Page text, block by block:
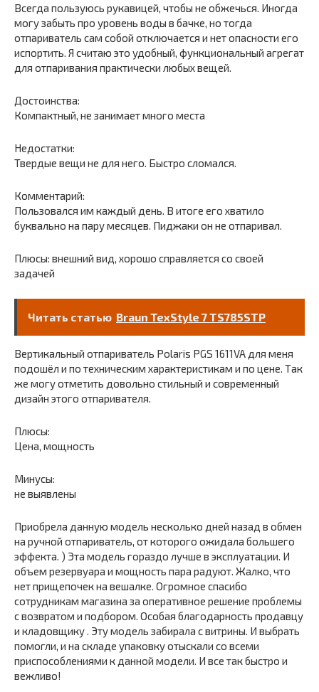
Всегда пользуюсь рукавицей, чтобы не обжечься. Иногда
могу забыть про уровень воды в бачке, но тогда
отпариватель сам собой отключается и нет опасности его
испортить. Я считаю это удобный, функциональный агрегат
для отпаривания практически любых вещей.
Достоинства:
Компактный, не занимает много места
Недостатки:
Твердые вещи не для него. Быстро сломался.
Комментарий:
Пользовался им каждый день. В итоге его хватило
буквально на пару месяцев. Пиджаки он не отпаривал.
Плюсы: внешний вид, хорошо справляется со своей
задачей
Читать статью Braun TexStyle 7 TS785STP
Вертикальный отпариватель Polaris PGS 1611VA для меня
подошёл и по техническим характеристикам и по цене. Так
же могу отметить довольно стильный и современный
дизайн этого отпаривателя.
Плюсы:
Цена, мощность
Минусы:
не выявлены
Приобрела данную модель несколько дней назад в обмен
на ручной отпариватель, от которого ожидала большего
эффекта. ) Эта модель гораздо лучше в эксплуатации. И
объем резервуара и мощность пара радуют. Жалко, что
нет прищепочек на вешалке. Огромное спасибо
сотрудникам магазина за оперативное решение проблемы
с возвратом и подбором. Особая благодарность продавцу
и кладовщику . Эту модель забирала с витрины. И выбрать
помогли, и на складе упаковку отыскали со всеми
приспособлениями к данной модели. И все так быстро и
вежливо!